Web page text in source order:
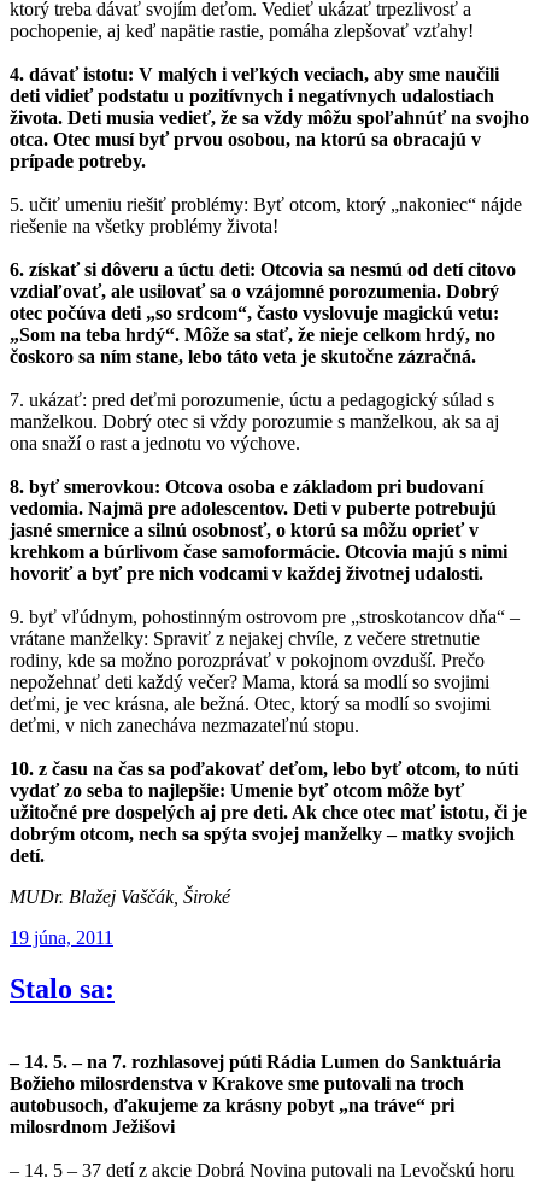
ktorý treba dávať svojím deťom. Vedieť ukázať trpezlivosť a
pochopenie, aj keď napätie rastie, pomáha zlepšovať vzťahy!
4. dávať istotu: V malých i veľkých veciach, aby sme naučili
deti vidieť podstatu u pozitívnych i negatívnych udalostiach
života. Deti musia vedieť, že sa vždy môžu spoľahnúť na svojho
otca. Otec musí byť prvou osobou, na ktorú sa obracajú v
prípade potreby.
5. učiť umeniu riešiť problémy: Byť otcom, ktorý „nakoniec“ nájde
riešenie na všetky problémy života!
6. získať si dôveru a úctu deti: Otcovia sa nesmú od detí citovo
vzdiaľovať, ale usilovať sa o vzájomné porozumenia. Dobrý
otec počúva deti „so srdcom“, často vyslovuje magickú vetu:
„Som na teba hrdý“. Môže sa stať, že nieje celkom hrdý, no
čoskoro sa ním stane, lebo táto veta je skutočne zázračná.
7. ukázať: pred deťmi porozumenie, úctu a pedagogický súlad s
manželkou. Dobrý otec si vždy porozumie s manželkou, ak sa aj
ona snaží o rast a jednotu vo výchove.
8. byť smerovkou: Otcova osoba e základom pri budovaní
vedomia. Najmä pre adolescentov. Deti v puberte potrebujú
jasné smernice a silnú osobnosť, o ktorú sa môžu oprieť v
krehkom a búrlivom čase samoformácie. Otcovia majú s nimi
hovoriť a byť pre nich vodcami v každej životnej udalosti.
9. byť vľúdnym, pohostinným ostrovom pre „stroskotancov dňa“ –
vrátane manželky: Spraviť z nejakej chvíle, z večere stretnutie
rodiny, kde sa možno porozprávať v pokojnom ovzduší. Prečo
nepožehnať deti každý večer? Mama, ktorá sa modlí so svojimi
deťmi, je vec krásna, ale bežná. Otec, ktorý sa modlí so svojimi
deťmi, v nich zanecháva nezmazateľnú stopu.
10. z času na čas sa poďakovať deťom, lebo byť otcom, to núti
vydať zo seba to najlepšie: Umenie byť otcom môže byť
užitočné pre dospelých aj pre deti. Ak chce otec mať istotu, či je
dobrým otcom, nech sa spýta svojej manželky – matky svojich
detí.
MUDr. Blažej Vaščák, Široké
Publikované
19 júna, 2011
Stalo sa:
– 14. 5. – na 7. rozhlasovej púti Rádia Lumen do Sanktuária
Božieho milosrdenstva v Krakove sme putovali na troch
autobusoch, ďakujeme za krásny pobyt „na tráve“ pri
milosrdnom Ježišovi
– 14. 5 – 37 detí z akcie Dobrá Novina putovali na Levočskú horu